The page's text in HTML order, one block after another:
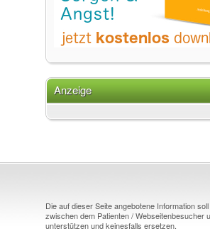
Anzeige
Die auf dieser Seite angebotene Information
zwischen dem Patienten / Webseitenbesucher
unterstützen und keinesfalls ersetzen.